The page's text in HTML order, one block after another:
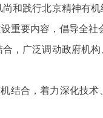
和践行北京精神有
重要内容，倡导全社
，广泛调动政府机
结合，着力深化技